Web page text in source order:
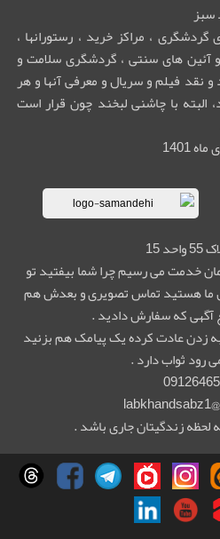
سبز
گردشگری ، مراکز خرید ، رستورانها ،
آئین های سنتی ، گردشگری سلامت و
نقد فیلم و سریال و معرفی آنها و هر
البته با چاشنی لبخند چون قرار است
1401
15
خدمت می رسیم چرا شما بیفتید تو
ما هستید تماس تصویری و بعدش هم
آگهی که سفارش دادید .
زدن عادت کرده یک پیامک هم بزنید
رود ثواب دارد .
لحظه زندگیتان جاری باشد .